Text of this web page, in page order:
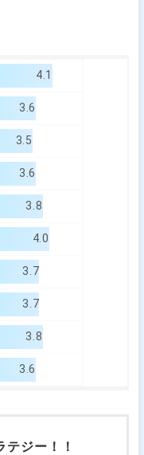
4.1
3.6
3.5
3.6
3.8
4.0
3.7
3.7
3.8
3.6
ジー！！